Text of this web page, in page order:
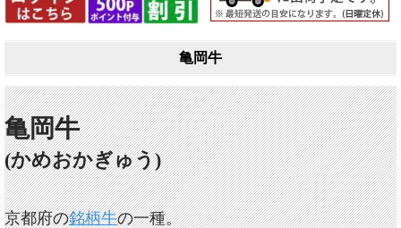
亀岡牛
亀岡牛
(かめおかぎゅう)
京都府の銘柄牛の一種。